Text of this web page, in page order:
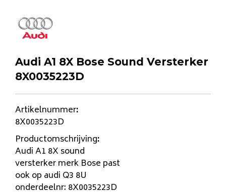
Audi A1 8X Bose Sound Versterker
8X0035223D
Artikelnummer:
8X0035223D
Productomschrijving:
Audi A1 8X sound
versterker merk Bose past
ook op audi Q3 8U
onderdeelnr: 8X0035223D